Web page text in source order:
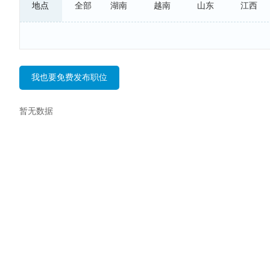
地点 全部 湖南 越南 山东 江西
上海 广州 深圳 天津
我也要免费发布职位
暂无数据